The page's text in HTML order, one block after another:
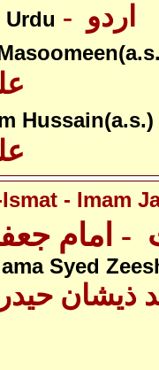
Urdu
Hussain(a.s.)
- Imam
امام
Syed